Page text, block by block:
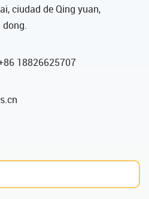
ciudad de Qing yuan,
dong.
18826625707